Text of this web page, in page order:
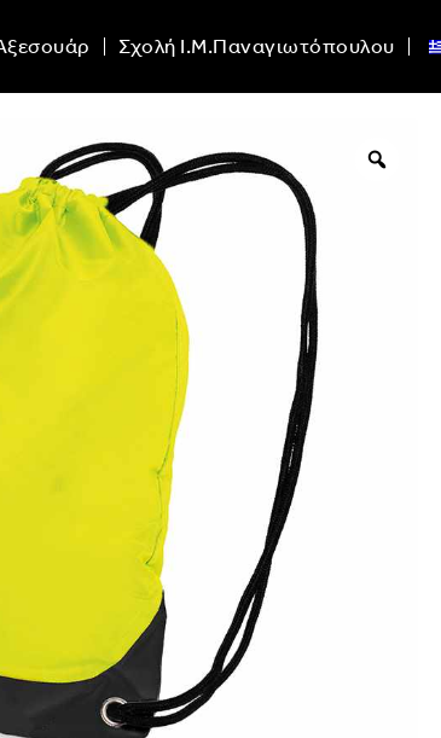
Σχολή Ι.Μ.Παναγιωτόπουλου